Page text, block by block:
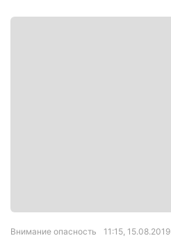
Внимание опасность 11:15, 15.08.2019